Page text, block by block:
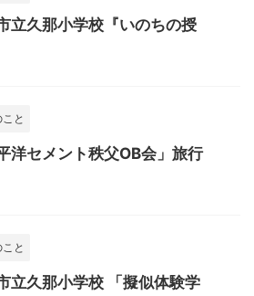
立久那小学校『いのちの授
と
洋セメント秩父OB会」旅行
と
立久那小学校 「擬似体験学